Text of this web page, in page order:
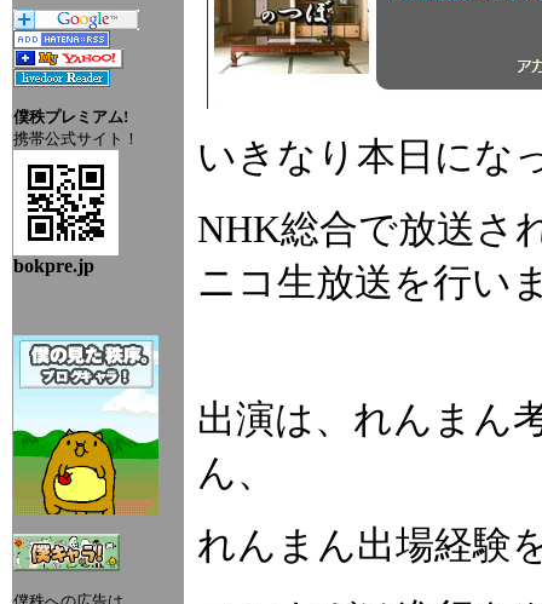
僕秩プレミアム!
携帯公式サイト！
bokpre.jp
いきなり本日にな
NHK総合で放送さ
ニコ生放送を行い
出演は、れんまん
ん、
れんまん出場経験